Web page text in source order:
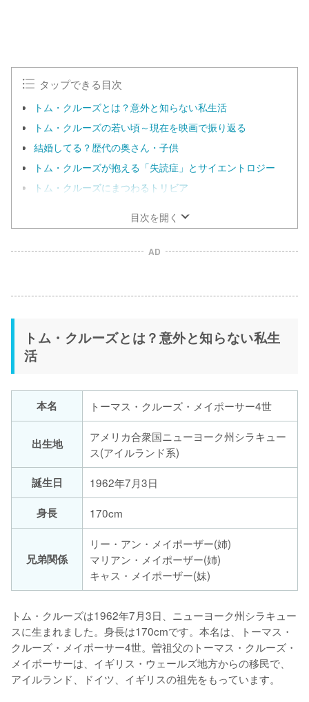
タップできる目次
トム・クルーズとは？意外と知らない私生活
トム・クルーズの若い頃～現在を映画で振り返る
結婚してる？歴代の奥さん・子供
トム・クルーズが抱える「失読症」とサイエントロジー
トム・クルーズにまつわるトリビア
目次を開く
AD
トム・クルーズとは？意外と知らない私生
活
本名 トーマス・クルーズ・メイポーサー4世
出生地
アメリカ合衆国ニューヨーク州シラキュー
ス(アイルランド系)
誕生日
1962年7月3日
身長
170cm
兄弟関係
リー・アン・メイポーザー(姉)
マリアン・メイポーザー(姉)
キャス・メイポーザー(妹)
トム・クルーズは1962年7月3日、ニューヨーク州シラキュー
スに生まれました。身長は170cmです。本名は、トーマス・
クルーズ・メイポーサー4世。曽祖父のトーマス・クルーズ・
メイポーサーは、イギリス・ウェールズ地方からの移民で、
アイルランド、ドイツ、イギリスの祖先をもっています。